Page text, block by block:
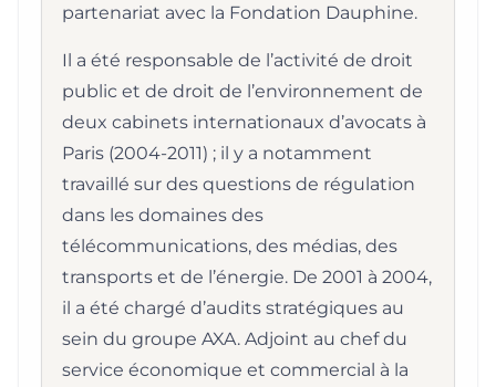
partenariat avec la Fondation Dauphine.
Il a été responsable de l’activité de droit
public et de droit de l’environnement de
deux cabinets internationaux d’avocats à
Paris (2004-2011) ; il y a notamment
travaillé sur des questions de régulation
dans les domaines des
télécommunications, des médias, des
transports et de l’énergie. De 2001 à 2004,
il a été chargé d’audits stratégiques au
sein du groupe AXA. Adjoint au chef du
service économique et commercial à la